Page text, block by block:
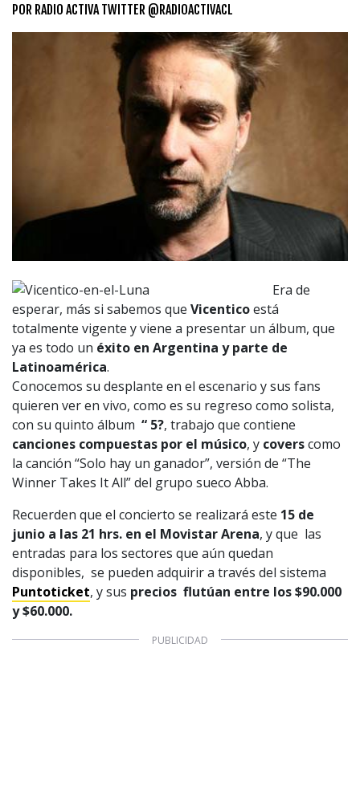
POR RADIO ACTIVA TWITTER @RADIOACTIVACL
Era de
esperar, más si sabemos que Vicenticoestá
totalmente vigente y viene a presentar un álbum, que
ya es todo un éxito en Argentina y parte de
Latinoamérica.
Conocemos su desplante en el escenario y sus fans
quieren ver en vivo, como es su regreso como solista,
con su quinto álbum “ 5?, trabajo que contiene
canciones compuestas por el músico, y coverscomo
la canción “Solo hay un ganador”, versión de “The
Winner Takes It All” del grupo sueco Abba.
Recuerden que el concierto se realizará este 15 de
junio a las 21 hrs. en el Movistar Arena, y que las
entradas para los sectores que aún quedan
disponibles, se pueden adquirir a través del sistema
Puntoticket, y sus precios flutúan entre los $90.000
y $60.000.